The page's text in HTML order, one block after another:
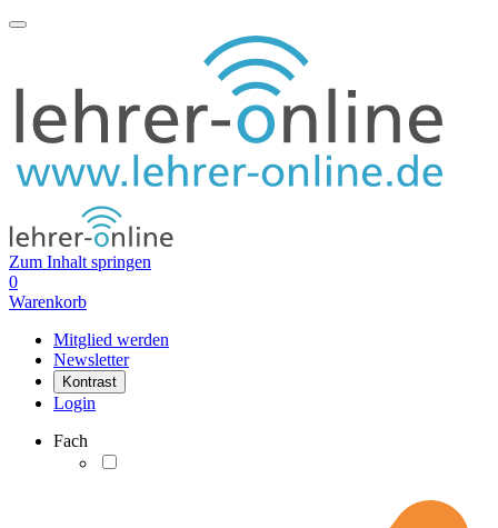
Zum Inhalt springen
0
Warenkorb
Mitglied werden
Newsletter
Kontrast
Login
Fach